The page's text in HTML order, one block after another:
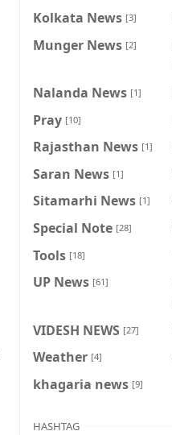
Kolkata News [3]
Munger News [2]
Nalanda News [1]
Pray [10]
Rajasthan News [1]
Saran News [1]
Sitamarhi News [1]
Special Note [28]
Tools [18]
UP News [61]
VIDESH NEWS [27]
Weather [4]
khagaria news [9]
HASHTAG